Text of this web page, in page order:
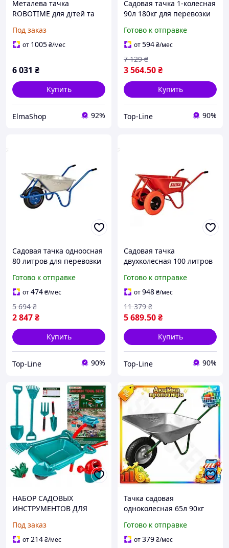
Металева тачка
ROBOTIME для дітей та
5-компонентний великий
садовий набір рожевого
Под заказ
от 1005₴/мес
6 031 ₴
Купить
ElmaShop 92%
Садовая тачка 1-колесная
90л 180кг для перевозки
корытом и порошковой
рамой оранжевый
Готово к отправке
от594₴/мес
3 564.50₴
7 129 ₴
Купить
Top-Line 90%
Садовая тачка одноосная
80 литров для перевозки
цвета и оцинкованным
кузовом
Готово к отправке
от474₴/мес
2 847₴
5 694 ₴
Купить
Top-Line 90%
Садовая тачка
двухколесная 100 литров
красной рамой и
полиуретановыми
колесами
Готово к отправке
от948₴/мес
5 689.50₴
11 379 ₴
Купить
Top-Line 90%
НАБОР САДОВЫХ
ИНСТРУМЕНТОВ ДЛЯ
Barrow, лопата 18 EL
Под заказ
от214₴/мес
Тачка садовая
одноколесная 65л 90кг
ЧАСТЕЙ) GRAD (5055765)
Готово к отправке
от379₴/мес